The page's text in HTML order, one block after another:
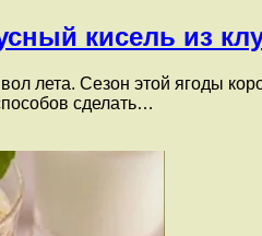
кисель из
лета. Сезон этой ягоды
сделать…